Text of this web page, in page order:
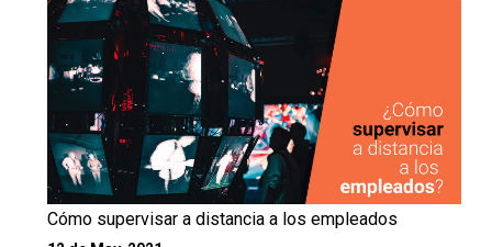
Cómo supervisar a distancia a los empleados